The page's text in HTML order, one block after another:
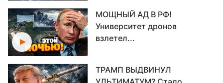
МОЩНЫЙ АД В РФ!
Университет дронов
взлетел...
ТРАМП ВЫДВИНУЛ